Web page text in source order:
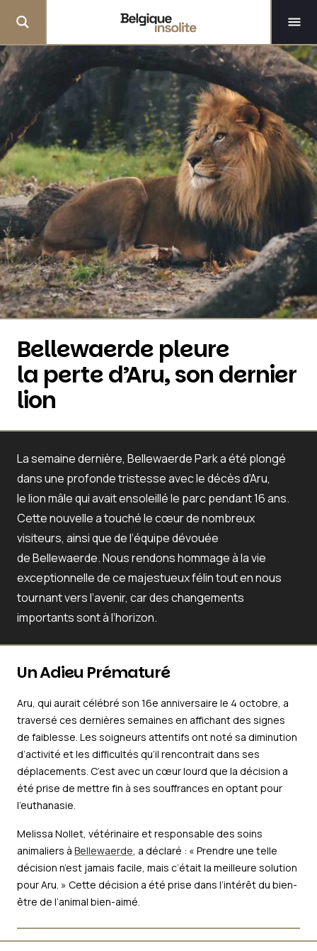
Bellewaerde pleure
la perte d’Aru, son dernier
lion
La semaine dernière, Bellewaerde Park a été plongé
dans une profonde tristesse avec le décès d’Aru,
le lion mâle qui avait ensoleillé le parc pendant 16 ans.
Cette nouvelle a touché le cœur de nombreux
visiteurs, ainsi que de l’équipe dévouée
de Bellewaerde. Nous rendons hommage à la vie
exceptionnelle de ce majestueux félin tout en nous
tournant vers l’avenir, car des changements
importants sont à l’horizon.
Un Adieu Prématuré
Aru, qui aurait célébré son 16e anniversaire le 4 octobre, a
traversé ces dernières semaines en affichant des signes
de faiblesse. Les soigneurs attentifs ont noté sa diminution
d’activité et les difficultés qu’il rencontrait dans ses
déplacements. C’est avec un cœur lourd que la décision a
été prise de mettre fin à ses souffrances en optant pour
l’euthanasie.
Melissa Nollet, vétérinaire et responsable des soins
animaliers à Bellewaerde, a déclaré : « Prendre une telle
décision n’est jamais facile, mais c’était la meilleure solution
pour Aru. » Cette décision a été prise dans l’intérêt du bien-
être de l’animal bien-aimé.